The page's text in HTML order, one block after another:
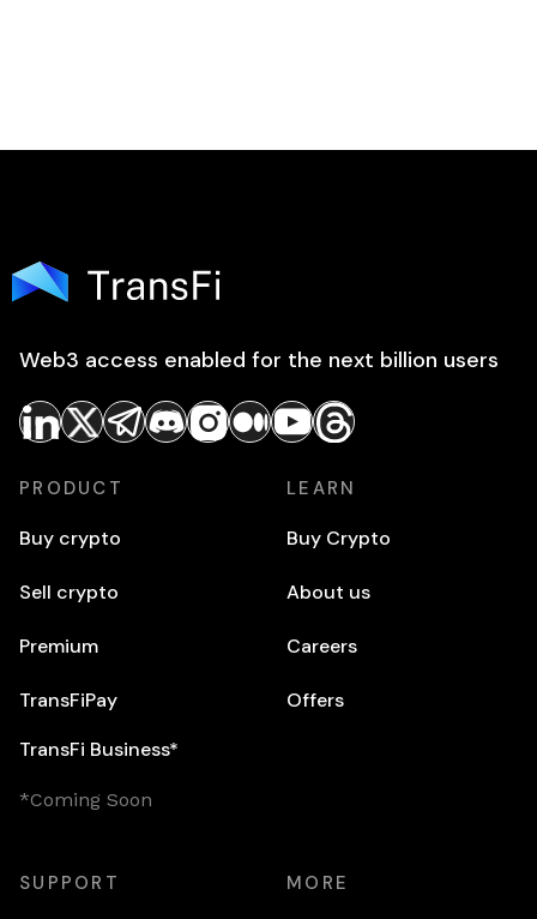
Web3 access enabled for the next billion users
PRODUCT
Buy crypto
Sell crypto
Premium
TransFiPay
TransFi Business*
*Coming Soon
LEARN
Buy Crypto
About us
Careers
Offers
SUPPORT MORE